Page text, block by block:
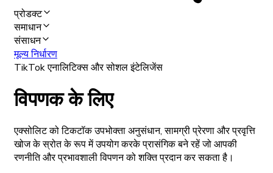
प्रोडक्ट
समाधान
संसाधन
मूल्य निर्धारण
TikTok एनालिटिक्स और सोशल इंटेलिजेंस
विपणक के लिए
एक्सोलिट को टिकटॉक उपभोक्ता अनुसंधान, सामग्री प्रेरणा और प्रवृत्ति
खोज के स्रोत के रूप में उपयोग करके प्रासंगिक बने रहें जो आपकी
रणनीति और प्रभावशाली विपणन को शक्ति प्रदान कर सकता है।